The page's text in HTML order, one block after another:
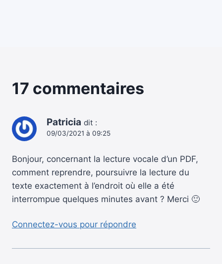
17 commentaires
Patricia dit :
09/03/2021 à 09:25
Bonjour, concernant la lecture vocale d’un PDF,
comment reprendre, poursuivre la lecture du
texte exactement à l’endroit où elle a été
interrompue quelques minutes avant ? Merci 🙂
Connectez-vous pour répondre